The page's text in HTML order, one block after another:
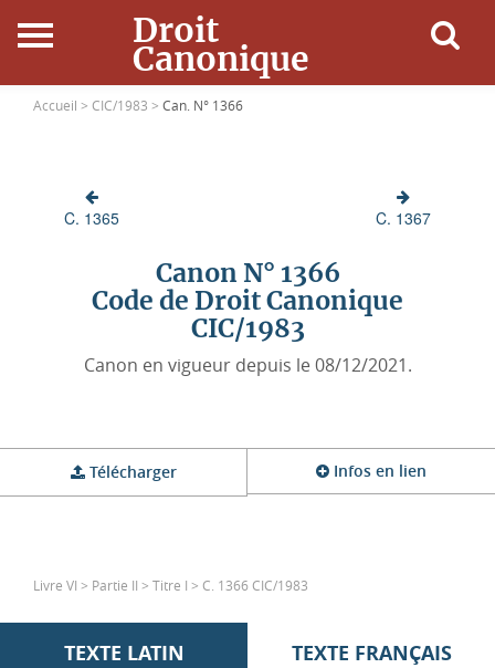
Droit
Canonique
Accueil
Ressources
Accueil > CIC/1983 > Can. N° 1366
C. 1365 C. 1367
Canon N° 1366
Code de Droit Canonique
CIC/1983
Canon en vigueur depuis le 08/12/2021.
Télécharger Infos en lien
Livre VI > Partie II > Titre I > C. 1366 CIC/1983
TEXTE LATIN TEXTE FRANÇAIS